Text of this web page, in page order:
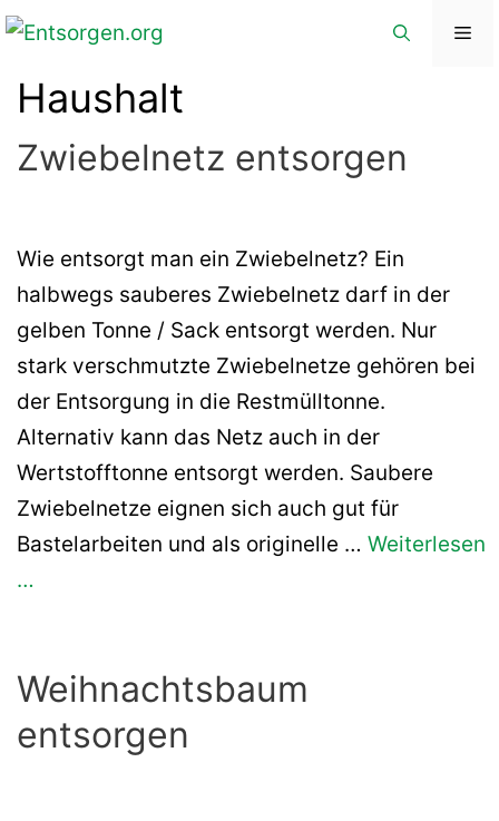
Zum
springen
Haushalt
Zwiebelnetz entsorgen
Wie entsorgt man ein Zwiebelnetz? Ein
halbwegs sauberes Zwiebelnetz darf in der
gelben Tonne / Sack entsorgt werden. Nur
stark verschmutzte Zwiebelnetze gehören bei
der Entsorgung in die Restmülltonne.
Alternativ kann das Netz auch in der
Wertstofftonne entsorgt werden. Saubere
Zwiebelnetze eignen sich auch gut für
Bastelarbeiten und als originelle … Weiterlesen
…
Weihnachtsbaum
entsorgen